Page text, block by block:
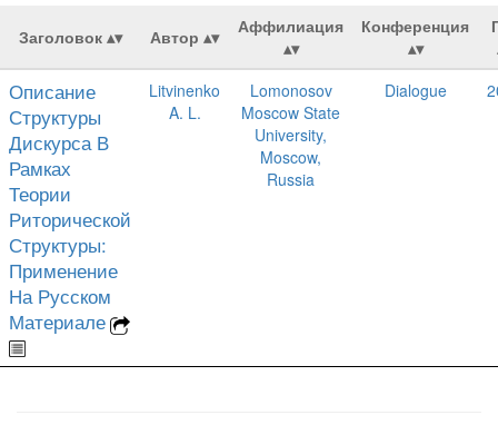
Заголовок Автор Аффилиация Конференция
Описание
Структуры
Дискурса В
Рамках
Теории
Риторической
Структуры:
Применение
На Русском
Материале
Litvinenko
A. L.
Lomonosov
Moscow State
University,
Moscow,
Russia
Dialogue